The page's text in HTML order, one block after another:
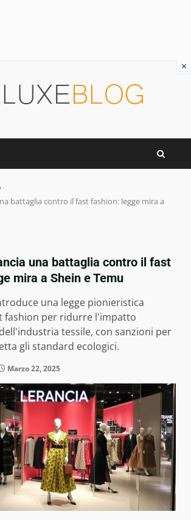
battaglia contro il fast fashion: legge mira a
una battaglia contro il fast
mira a Shein e Temu
una legge pionieristica
fashion per ridurre l'impatto
tessile, con sanzioni per
gli standard ecologici.
Marzo 22, 2025
×